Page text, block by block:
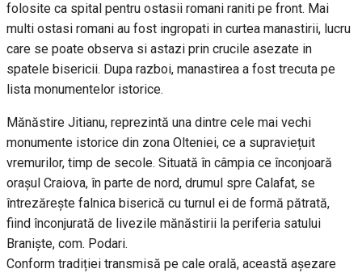
folosite ca spital pentru ostasii romani raniti pe front. Mai
multi ostasi romani au fost ingropati in curtea manastirii, lucru
care se poate observa si astazi prin crucile asezate in
spatele bisericii. Dupa razboi, manastirea a fost trecuta pe
lista monumentelor istorice.
Mănăstire Jitianu, reprezintă una dintre cele mai vechi
monumente istorice din zona Olteniei, ce a supraviețuit
vremurilor, timp de secole. Situată în câmpia ce înconjoară
orașul Craiova, în parte de nord, drumul spre Calafat, se
întrezărește falnica biserică cu turnul ei de formă pătrată,
fiind înconjurată de livezile mănăstirii la periferia satului
Braniște, com. Podari.
Conform tradiției transmisă pe cale orală, această așezare